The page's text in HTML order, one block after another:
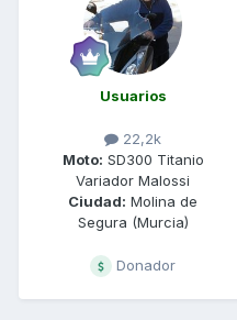
Usuarios
22,2k
Moto: SD300 Titanio
Variador Malossi
Ciudad: Molina de
Segura (Murcia)
Donador